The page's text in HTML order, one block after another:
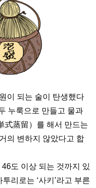
이 되는 술이 탄생했다
누룩으로 만들고 물과
式蒸留）를 해서 만드는
의 변하지 않았다고 합
도 이상 되는 것까지 있
리로는 ‘사키’라고 부른